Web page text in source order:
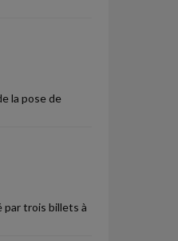
la pose de
par trois billets à